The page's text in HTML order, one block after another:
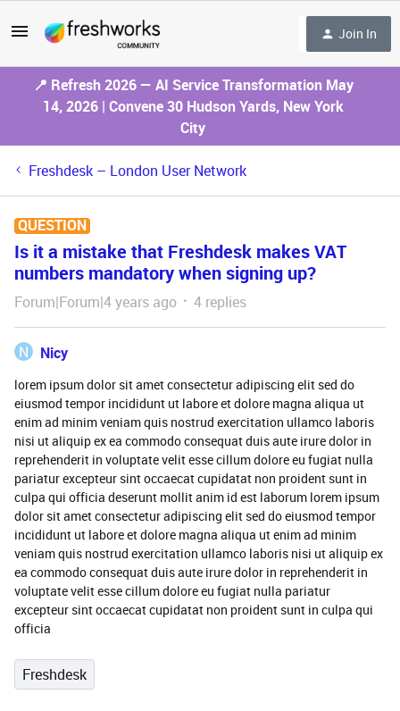
Join In
📍 Refresh 2026 — AI Service Transformation May
14, 2026 | Convene 30 Hudson Yards, New York
City
Freshdesk – London User Network
QUESTION
Is it a mistake that Freshdesk makes VAT
numbers mandatory when signing up?
Forum|Forum|4 years ago 4 replies
N Nicy
lorem ipsum dolor sit amet consectetur adipiscing elit sed do
eiusmod tempor incididunt ut labore et dolore magna aliqua ut
enim ad minim veniam quis nostrud exercitation ullamco laboris
nisi ut aliquip ex ea commodo consequat duis aute irure dolor in
reprehenderit in voluptate velit esse cillum dolore eu fugiat nulla
pariatur excepteur sint occaecat cupidatat non proident sunt in
culpa qui officia deserunt mollit anim id est laborum lorem ipsum
dolor sit amet consectetur adipiscing elit sed do eiusmod tempor
incididunt ut labore et dolore magna aliqua ut enim ad minim
veniam quis nostrud exercitation ullamco laboris nisi ut aliquip ex
ea commodo consequat duis aute irure dolor in reprehenderit in
voluptate velit esse cillum dolore eu fugiat nulla pariatur
excepteur sint occaecat cupidatat non proident sunt in culpa qui
officia
Freshdesk